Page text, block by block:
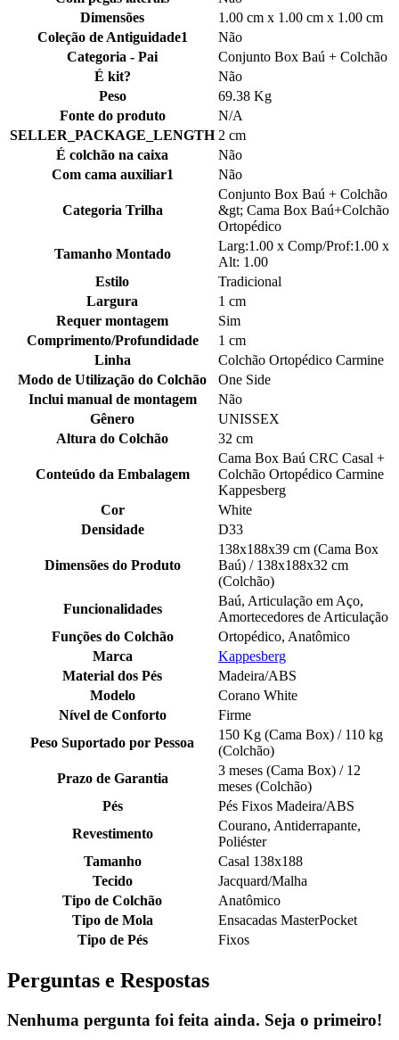
Dimensões
1.00 cm x 1.00 cm x 1.00 cm
Coleção de Antiguidade1
Não
Categoria - Pai
Conjunto Box Baú + Colchão
É kit?
Não
Peso
69.38 Kg
Fonte do produto
N/A
SELLER_PACKAGE_LENGTH 2 cm
É colchão na caixa
Não
Com cama auxiliar1
Não
Categoria Trilha
Conjunto Box Baú + Colchão
&gt; Cama Box Baú+Colchão
Ortopédico
Tamanho Montado
Larg:1.00 x Comp/Prof:1.00 x
Alt: 1.00
Estilo
Tradicional
Largura
1 cm
Requer montagem
Sim
Comprimento/Profundidade
1 cm
Linha
Colchão Ortopédico Carmine
Modo de Utilização do Colchão
One Side
Inclui manual de montagem
Não
Gênero
UNISSEX
Altura do Colchão
32 cm
Conteúdo da Embalagem
Cama Box Baú CRC Casal +
Colchão Ortopédico Carmine
Kappesberg
Cor
White
Densidade
D33
Dimensões do Produto
138x188x39 cm (Cama Box
Baú) / 138x188x32 cm
(Colchão)
Funcionalidades
Baú, Articulação em Aço,
Amortecedores de Articulação
Funções do Colchão
Ortopédico, Anatômico
Marca
Kappesberg
Material dos Pés
Madeira/ABS
Modelo
Corano White
Nível de Conforto
Firme
Peso Suportado por Pessoa
150 Kg (Cama Box) / 110 kg
(Colchão)
Prazo de Garantia
3 meses (Cama Box) / 12
meses (Colchão)
Pés
Pés Fixos Madeira/ABS
Revestimento
Courano, Antiderrapante,
Poliéster
Tamanho
Casal 138x188
Tecido
Jacquard/Malha
Tipo de Colchão
Anatômico
Tipo de Mola
Ensacadas MasterPocket
Tipo de Pés
Fixos
Perguntas e Respostas
Nenhuma pergunta foi feita ainda. Seja o primeiro!